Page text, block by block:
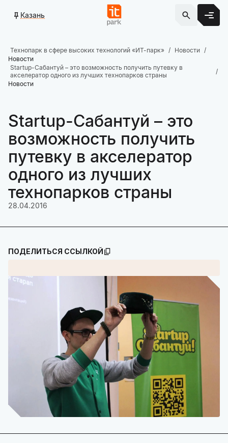
Казань
Технопарк в сфере высоких технологий «ИТ-парк»
Новости
Новости
Startup-Сабантуй – это возможность получить путевку в
акселератор одного из лучших технопарков страны
Новости
Startup-Сабантуй – это
возможность получить
путевку в акселератор
одного из лучших
технопарков страны
28.04.2016
ПОДЕЛИТЬСЯ ССЫЛКОЙ